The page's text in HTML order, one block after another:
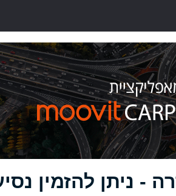
- ניתן להזמין